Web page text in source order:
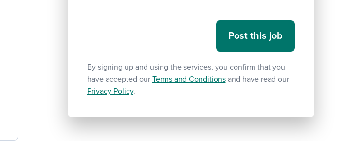
By signing up and using the services, you confirm that you
have accepted our Terms and Conditionsand have read our
Privacy Policy.